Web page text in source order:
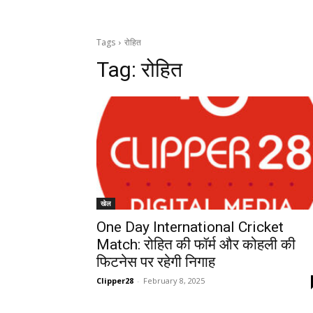
Tags रोहित
Tag:रोहित
खेल
One Day International Cricket
Match: रोहित की फॉर्म और कोहली की
फिटनेस पर रहेगी निगाह
Clipper28 - February 8, 2025